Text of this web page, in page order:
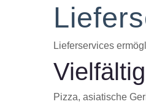
Lieferservices
Pizza, asiatische